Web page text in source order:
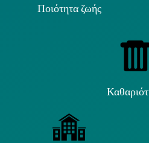
Ποιότητα ζωής